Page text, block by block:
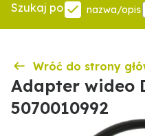
Szukaj po nazwa/opis
Wróć do strony
Adapter wideo
5070010992